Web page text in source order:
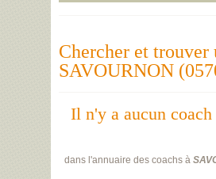
Chercher et trouver
SAVOURNON
Il n'y a aucun coach
dans l'annuaire des coachs à